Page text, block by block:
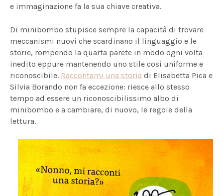
e immaginazione fa la sua chiave creativa.
Di minibombo stupisce sempre la capacità di trovare
meccanismi nuovi che scardinano il linguaggio e le
storie, rompendo la quarta parete in modo ogni volta
inedito eppure mantenendo uno stile così uniforme e
riconoscibile. Raccontami una storia di Elisabetta Pica e
Silvia Borando non fa eccezione: riesce allo stesso
tempo ad essere un riconoscibilissimo albo di
minibombo e a cambiare, di nuovo, le regole della
lettura.